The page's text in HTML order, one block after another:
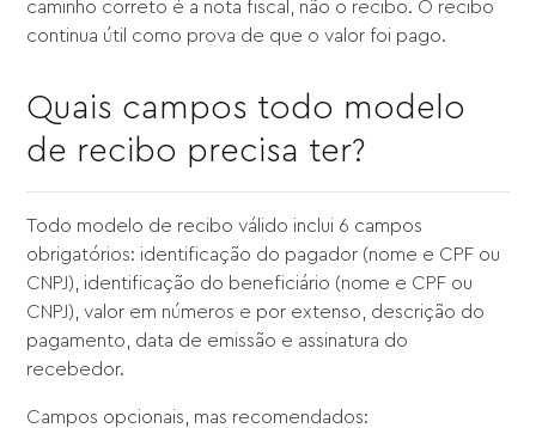
caminho correto é a nota fiscal, não o recibo. O recibo
continua útil como prova de que o valor foi pago.
Quais campos todo modelo
de recibo precisa ter?
Todo modelo de recibo válido inclui 6 campos
obrigatórios: identificação do pagador (nome e CPF ou
CNPJ), identificação do beneficiário (nome e CPF ou
CNPJ), valor em números e por extenso, descrição do
pagamento, data de emissão e assinatura do
recebedor.
Campos opcionais, mas recomendados: